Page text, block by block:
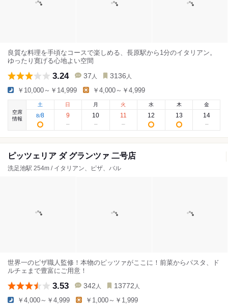
良質な料理を手頃なコースで楽しめる、長原駅から1分のイタリアン。
ゆったり寛げる心地よい空間
3.24 37 人 3136 人
￥10,000～￥14,999 ￥4,000～￥4,999
空席
情報
土
8/8
日
9
月
10
火
11
水
12
木
13
金
14
ピッツェリア ダ グランツァ 二号店
洗足池駅 254m / イタリアン、ピザ、バル
世界一のピザ職人監修！本物のピッツァがここに！前菜からパスタ、ド
ルチェまで豊富にご用意！
3.53 342 人 13772 人
￥4,000～￥4,999 ￥1,000～￥1,999